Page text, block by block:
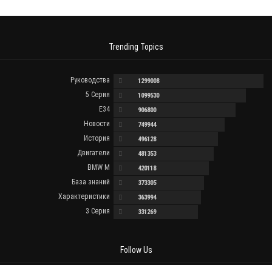
Покрышки показывают предельную эффективность при
Trending Topics
Руководства 1299008
5 Серия 1099530
E34 906800
Новости 749944
История 496128
Двигатели 481353
BMW M 420118
База знаний 373305
Характеристики 363994
3 Серия 331269
Follow Us